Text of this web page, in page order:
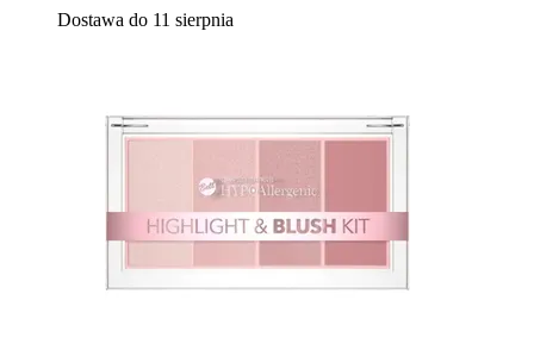
Dostawa do 11 sierpnia